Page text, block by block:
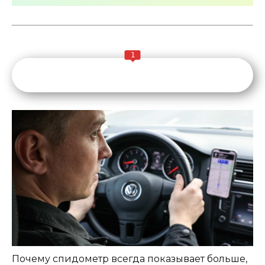
1
Почему спидометр всегда показывает больше,